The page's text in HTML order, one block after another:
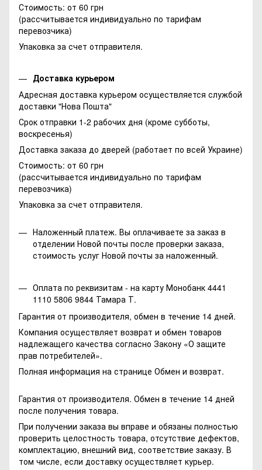
Стоимость: от 60 грн
(рассчитывается индивидуально по тарифам
перевозчика)
Упаковка за счет отправителя.
Доставка курьером
Адресная доставка курьером осуществляется службой
доставки "Нова Пошта"
Срок отправки 1-2 рабочих дня (кроме субботы,
воскресенья)
Доставка заказа до дверей (работает по всей Украине)
Стоимость: от 60 грн
(рассчитывается индивидуально по тарифам
перевозчика)
Упаковка за счет отправителя.
Наложенный платеж. Вы оплачиваете за заказ в
отделении Новой почты после проверки заказа,
стоимость услуг Новой почты за наложенный.
Оплата по реквизитам - на карту Монобанк 4441
1110 5806 9844 Тамара Т.
Гарантия от производителя, обмен в течение 14 дней.
Компания осуществляет возврат и обмен товаров
надлежащего качества согласно Закону «О защите
прав потребителей».
Полная информация на странице Обмен и возврат.
Гарантия от производителя. Обмен в течение 14 дней
после получения товара.
При получении заказа вы вправе и обязаны полностью
проверить целостность товара, отсутствие дефектов,
комплектацию, внешний вид, соответствие заказу. В
том числе, если доставку осуществляет курьер.